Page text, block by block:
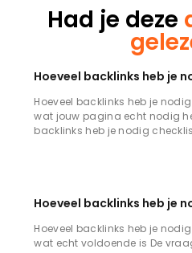
Had je deze
Hoeveel backlinks heb je
Hoeveel backlinks heb je
wat jouw pagina echt nodig
backlinks heb je nodig
Hoeveel backlinks heb je
Hoeveel backlinks heb je
wat echt voldoende is De